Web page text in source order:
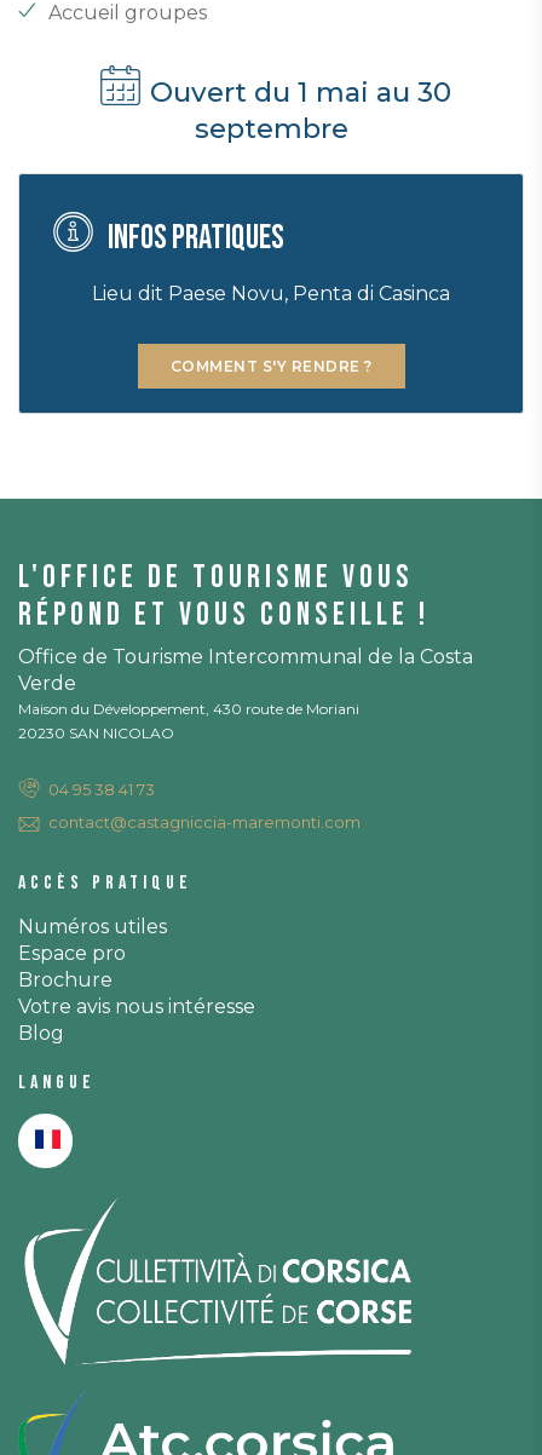
Accueil groupes
Ouvert du 1 mai au 30
septembre
Infos pratiques
Lieu dit Paese Novu, Penta di Casinca
COMMENT S'Y RENDRE ?
L'office de tourisme vous
répond et vous conseille !
Office de Tourisme Intercommunal de la Costa
Verde
Maison du Développement, 430 route de Moriani
20230 SAN NICOLAO
04 95 38 41 73
contact@castagniccia-maremonti.com
Accès pratique
Numéros utiles
Espace pro
Brochure
Votre avis nous intéresse
Blog
Langue